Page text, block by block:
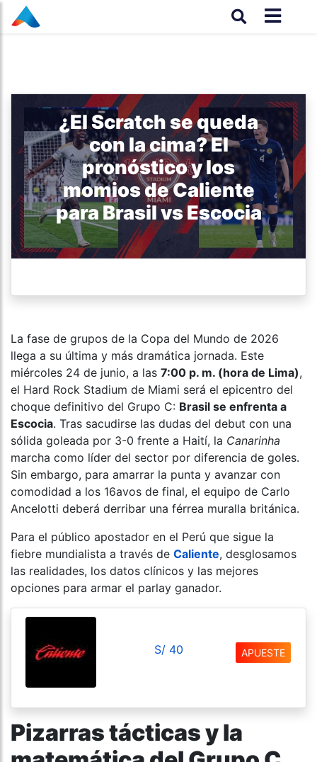
¿El Scratch se queda
con la cima? El
pronóstico y los
momios de Caliente
para Brasil vs Escocia
La fase de grupos de la Copa del Mundo de 2026
llega a su última y más dramática jornada. Este
miércoles 24 de junio, a las 7:00 p. m. (hora de Lima),
el Hard Rock Stadium de Miami será el epicentro del
choque definitivo del Grupo C: Brasil se enfrenta a
Escocia. Tras sacudirse las dudas del debut con una
sólida goleada por 3-0 frente a Haití, la Canarinha
marcha como líder del sector por diferencia de goles.
Sin embargo, para amarrar la punta y avanzar con
comodidad a los 16avos de final, el equipo de Carlo
Ancelotti deberá derribar una férrea muralla británica.
Para el público apostador en el Perú que sigue la
fiebre mundialista a través de Caliente, desglosamos
las realidades, los datos clínicos y las mejores
opciones para armar el parlay ganador.
S/ 40 APUESTE
Pizarras tácticas y la